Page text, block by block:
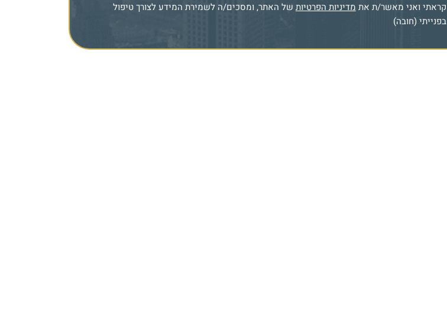
קראתי ואני מאשר/ת את מדיניות הפרטיות של האתר, ומסכים/ה לשמירת המידע לצורך טיפול
בפנייתי (חובה)